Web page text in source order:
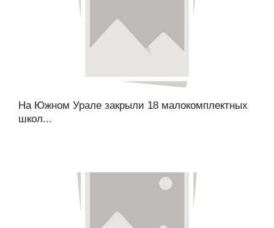
На Южном Урале закрыли 18 малокомплектных
школ...